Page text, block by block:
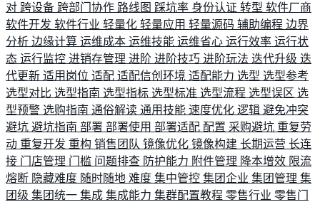
对 跨设备 跨部门协作 路线图 踩坑率 身份认证 转型 软件厂商
软件开发 软件行业 轻量化 轻量应用 轻量源码 辅助编程 边界
分析 边缘计算 运维成本 运维技能 运维省心 运行效率 运行状
态 运行监控 进销存管理 进阶 进阶技巧 进阶玩法 迭代升级 迭
代更新 适用岗位 适配 适配信创环境 适配能力 选型 选型参考
选型对比 选型指南 选型指标 选型标准 选型流程 选型误区 选
型预警 选购指南 通俗解读 通用技能 速度优化 逻辑 避免冲突
避坑 避坑指南 部署 部署使用 部署适配 配置 采购避坑 重复劳
动 重复开发 重构 销售团队 镜像优化 镜像构建 长期运营 长连
接 门店管理 门槛 问题排查 防护能力 附件管理 降本增效 限流
熔断 隐藏难度 随时随地 难度 集中管控 集团企业 集团管理 集
团级 集团统一 集成 集成能力 集群配置教程 零售行业 零售门